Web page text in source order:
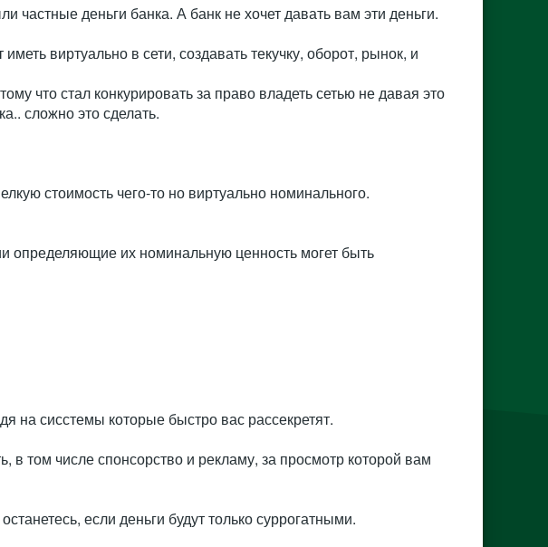
частные деньги банка. А банк не хочет давать вам эти деньги.
виртуально в сети, создавать текучку, оборот, рынок, и
что стал конкурировать за право владеть сетью не давая это
сложно это сделать.
стоимость чего-то но виртуально номинального.
определяющие их номинальную ценность могет быть
на сисстемы которые быстро вас рассекретят.
том числе спонсорство и рекламу, за просмотр которой вам
если деньги будут только суррогатными.